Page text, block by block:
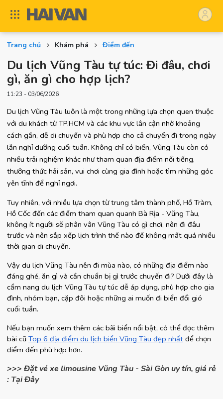
Trang chủ Khám phá Điểm đến
Du lịch Vũng Tàu tự túc: Đi đâu, chơi
gì, ăn gì cho hợp lịch?
11:23 - 03/06/2026
Du lịch Vũng Tàu luôn là một trong những lựa chọn quen thuộc
với du khách từ TP.HCM và các khu vực lân cận nhờ khoảng
cách gần, dễ di chuyển và phù hợp cho cả chuyến đi trong ngày
lẫn nghỉ dưỡng cuối tuần. Không chỉ có biển, Vũng Tàu còn có
nhiều trải nghiệm khác như tham quan địa điểm nổi tiếng,
thưởng thức hải sản, vui chơi cùng gia đình hoặc tìm những góc
yên tĩnh để nghỉ ngơi.
Tuy nhiên, với nhiều lựa chọn từ trung tâm thành phố, Hồ Tràm,
Hồ Cốc đến các điểm tham quan quanh Bà Rịa - Vũng Tàu,
không ít người sẽ phân vân Vũng Tàu có gì chơi, nên đi đâu
trước và nên sắp xếp lịch trình thế nào để không mất quá nhiều
thời gian di chuyển.
Vậy du lịch Vũng Tàu nên đi mùa nào, có những địa điểm nào
đáng ghé, ăn gì và cần chuẩn bị gì trước chuyến đi? Dưới đây là
cẩm nang du lịch Vũng Tàu tự túc dễ áp dụng, phù hợp cho gia
đình, nhóm bạn, cặp đôi hoặc những ai muốn đi biển đổi gió
cuối tuần.
Nếu bạn muốn xem thêm các bãi biển nổi bật, có thể đọc thêm
bài cũ Top 6 địa điểm du lịch biển Vũng Tàu đẹp nhất để chọn
điểm đến phù hợp hơn.
>>> Đặt vé xe limousine Vũng Tàu - Sài Gòn uy tín, giá rẻ
: Tại Đây